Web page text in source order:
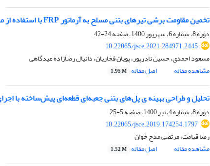
تخمین مقاومت برشی تیرهای بتنی مسلح به آرماتور FRP با استفاده از مدل GMDH-GA
دوره 8، شماره 6، شهریور 1400، صفحه
24-42
10.22065/jsce.2021.284971.2445
مسعود احمدی، حسین نادرپور، پویان فخاریان، دانیال رضازاده عیدگاهی
مشاهده مقاله
اصل مقاله 1.95 M
تحلیل و طراحی بهینه ی پل‌های بتنی جعبه‌ای قطعه‌ای پیش‌ساخته با
دوره 8، شماره 4، تیر 1400، صفحه
5-25
10.22065/jsce.2019.174254.1797
رضا قیامت، مرتضی مدح خوان
مشاهده مقاله
اصل مقاله 1.52 M